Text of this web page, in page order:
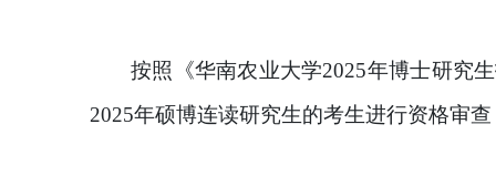
按照《华南农业大学2025年博士研究
2025年硕博连读研究生的考生进行资格审